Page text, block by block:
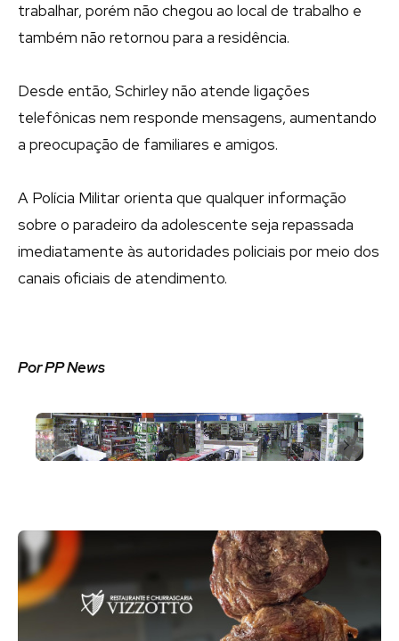
trabalhar, porém não chegou ao local de trabalho e
também não retornou para a residência.
Desde então, Schirley não atende ligações
telefônicas nem responde mensagens, aumentando
a preocupação de familiares e amigos.
A Polícia Militar orienta que qualquer informação
sobre o paradeiro da adolescente seja repassada
imediatamente às autoridades policiais por meio dos
canais oficiais de atendimento.
Por PP News